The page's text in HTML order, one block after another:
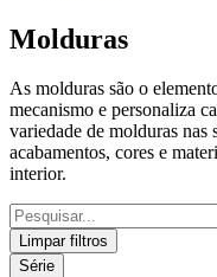
Molduras
As molduras são o
mecanismo e personaliza
variedade de molduras nas
acabamentos, cores e
interior.
Limpar filtros
Série